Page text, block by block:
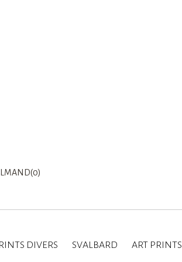
DIVERS SVALBARD
ART PRINTS